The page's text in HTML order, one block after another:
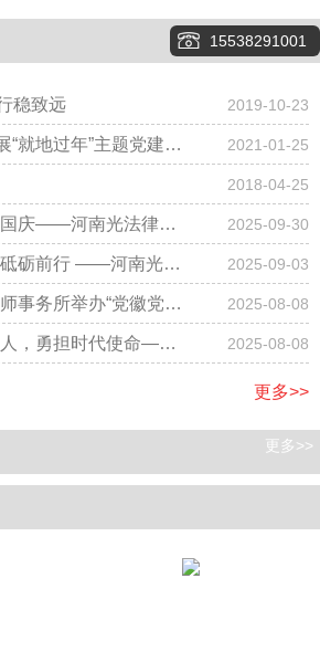
15538291001
稳致远 2019-10-23
“就地过年”主题党建会
、“云拜年”！
2021-01-25
2018-04-25
国庆——河南光法律师
庆祝大会
2025-09-30
砺前行 ——河南光法
看阅兵仪式
2025-09-03
事务所举办“党徽党旗
间”专题学习主题党日
2025-08-08
人，勇担时代使命—— 2025-08-08
更多>>
更多>>